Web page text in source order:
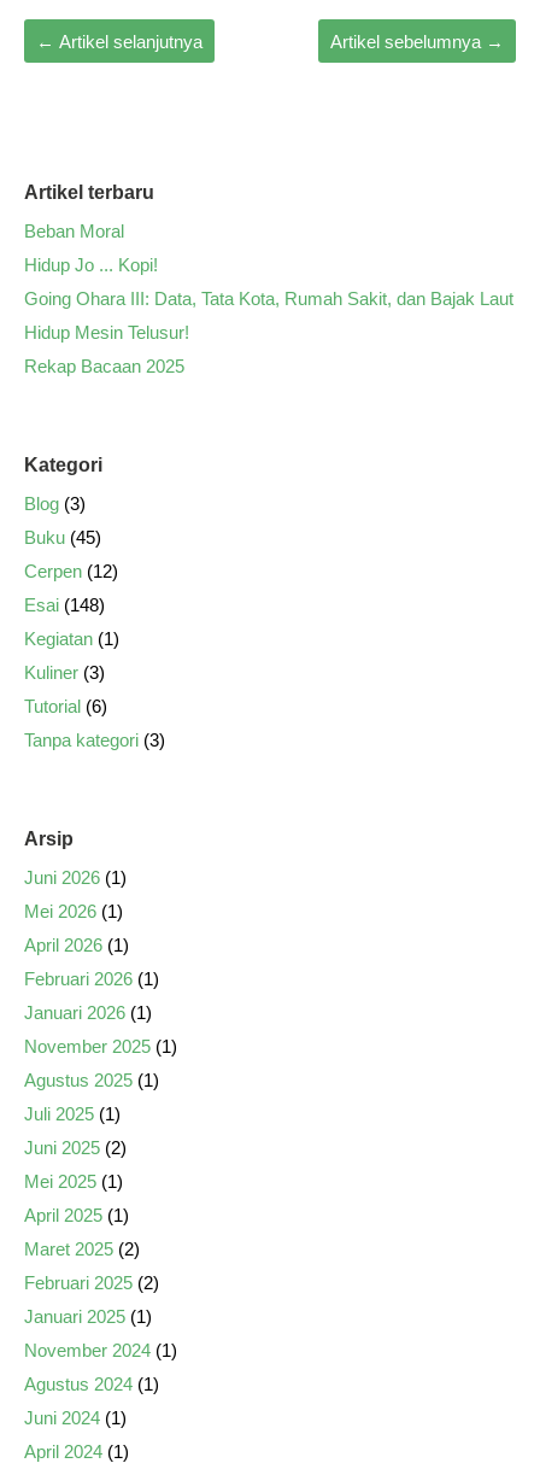
← Artikel selanjutnya Artikel sebelumnya →
Artikel terbaru
Beban Moral
Hidup Jo ... Kopi!
Going Ohara III: Data, Tata Kota, Rumah Sakit, dan Bajak Laut
Hidup Mesin Telusur!
Rekap Bacaan 2025
Kategori
Blog (3)
Buku (45)
Cerpen (12)
Esai (148)
Kegiatan (1)
Kuliner (3)
Tutorial (6)
Tanpa kategori (3)
Arsip
Juni 2026 (1)
Mei 2026 (1)
April 2026 (1)
Februari 2026 (1)
Januari 2026 (1)
November 2025 (1)
Agustus 2025 (1)
Juli 2025 (1)
Juni 2025 (2)
Mei 2025 (1)
April 2025 (1)
Maret 2025 (2)
Februari 2025 (2)
Januari 2025 (1)
November 2024 (1)
Agustus 2024 (1)
Juni 2024 (1)
April 2024 (1)